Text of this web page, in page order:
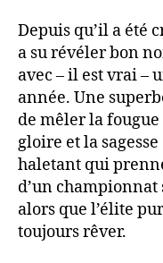
Depuis qu’il a été
a su révéler bon
avec – il est vrai –
année. Une
de mêler la
gloire et la
haletant qui
d’un championnat
alors que l’élite
toujours rêver.